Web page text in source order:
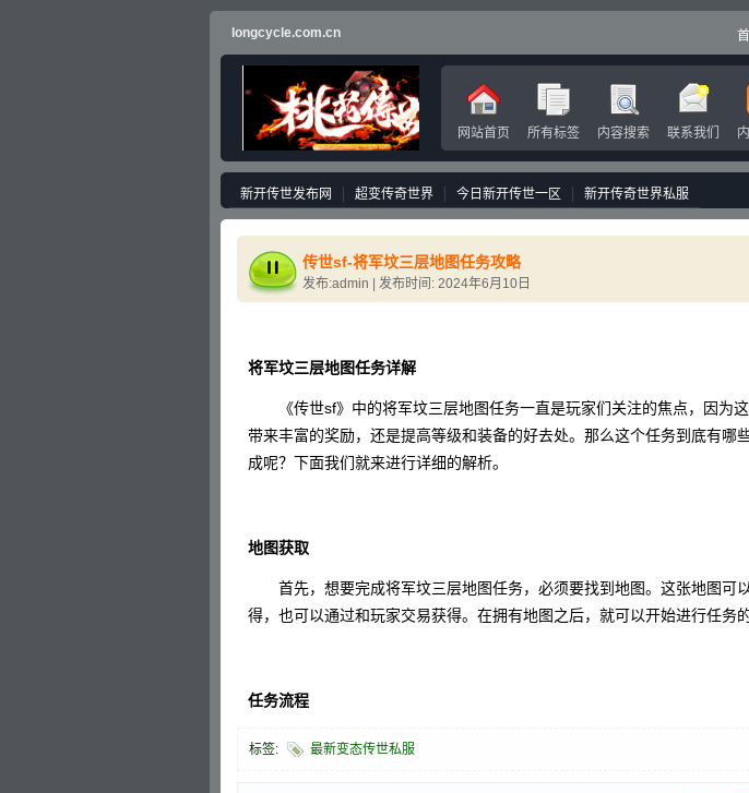
longcycle.com.cn
网站首页 所有标签 内容搜索 联系我们
新开传世发布网 超变传奇世界 今日新开传世一区 新开传奇世界私服
传世sf-将军坟三层地图任务攻略
发布:admin | 发布时间: 2024年6月10日
将军坟三层地图任务详解
《传世sf》中的将军坟三层地图任务一直是玩家们关注的焦点，因为这
带来丰富的奖励，还是提高等级和装备的好去处。那么这个任务到底有哪
成呢？下面我们就来进行详细的解析。
地图获取
首先，想要完成将军坟三层地图任务，必须要找到地图。这张地图可
得，也可以通过和玩家交易获得。在拥有地图之后，就可以开始进行任务的
任务流程
标签: 最新变态传世私服